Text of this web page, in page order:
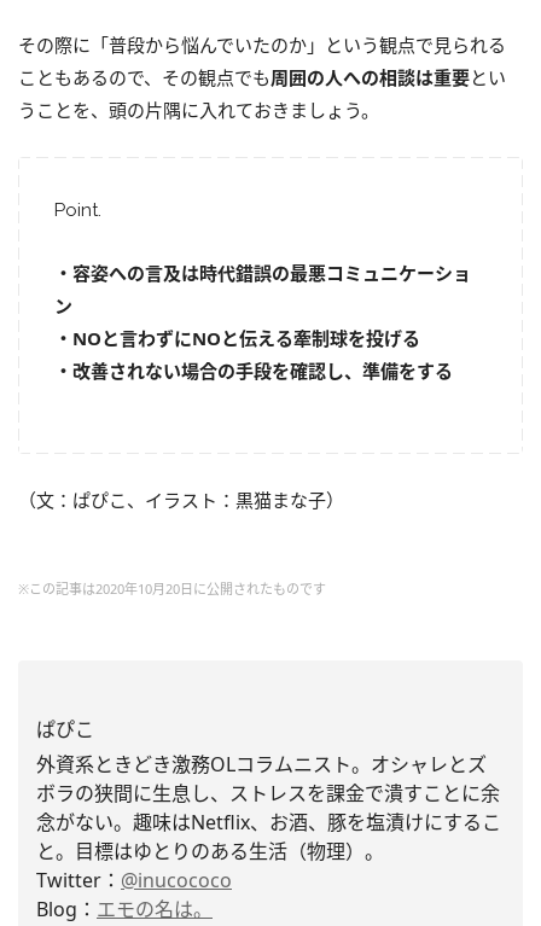
その際に「普段から悩んでいたのか」という観点で見られる
こともあるので、その観点でも周囲の人への相談は重要とい
うことを、頭の片隅に入れておきましょう。
Point.
・容姿への言及は時代錯誤の最悪コミュニケーショ
ン
・NOと言わずにNOと伝える牽制球を投げる
・改善されない場合の手段を確認し、準備をする
（文：ぱぴこ、イラスト：黒猫まな子）
※この記事は2020年10月20日に公開されたものです
ぱぴこ
外資系ときどき激務OLコラムニスト。 オシャレとズ
ボラの狭間に生息し、 ストレスを課金で潰すことに余
念がない。趣味はNetflix、お酒、豚を塩漬けにするこ
と。 目標はゆとりのある生活（物理）。
Twitter： @inucococo
Blog： エモの名は。